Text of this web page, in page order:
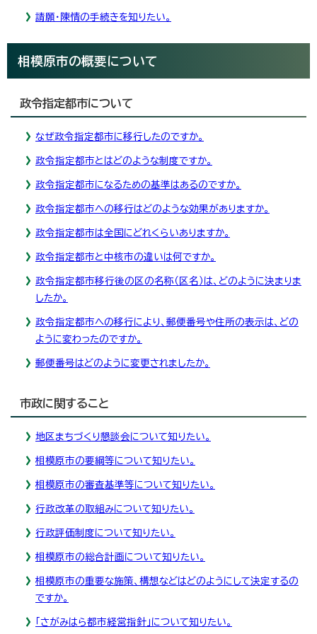
請願・陳情の手続きを知りたい。
相模原市の概要について
政令指定都市について
なぜ政令指定都市に移行したのですか。
政令指定都市とはどのような制度ですか。
政令指定都市になるための基準はあるのですか。
政令指定都市への移行はどのような効果がありますか。
政令指定都市は全国にどれくらいありますか。
政令指定都市と中核市の違いは何ですか。
政令指定都市移行後の区の名称（区名）は、どのように決まりま
したか。
政令指定都市への移行により、郵便番号や住所の表示は、どの
ように変わったのですか。
郵便番号はどのように変更されましたか。
市政に関すること
地区まちづくり懇談会について知りたい。
相模原市の要綱等について知りたい。
相模原市の審査基準等について知りたい。
行政改革の取組みについて知りたい。
行政評価制度について知りたい。
相模原市の総合計画について知りたい。
相模原市の重要な施策、構想などはどのようにして決定するの
ですか。
「さがみはら都市経営指針」について知りたい。